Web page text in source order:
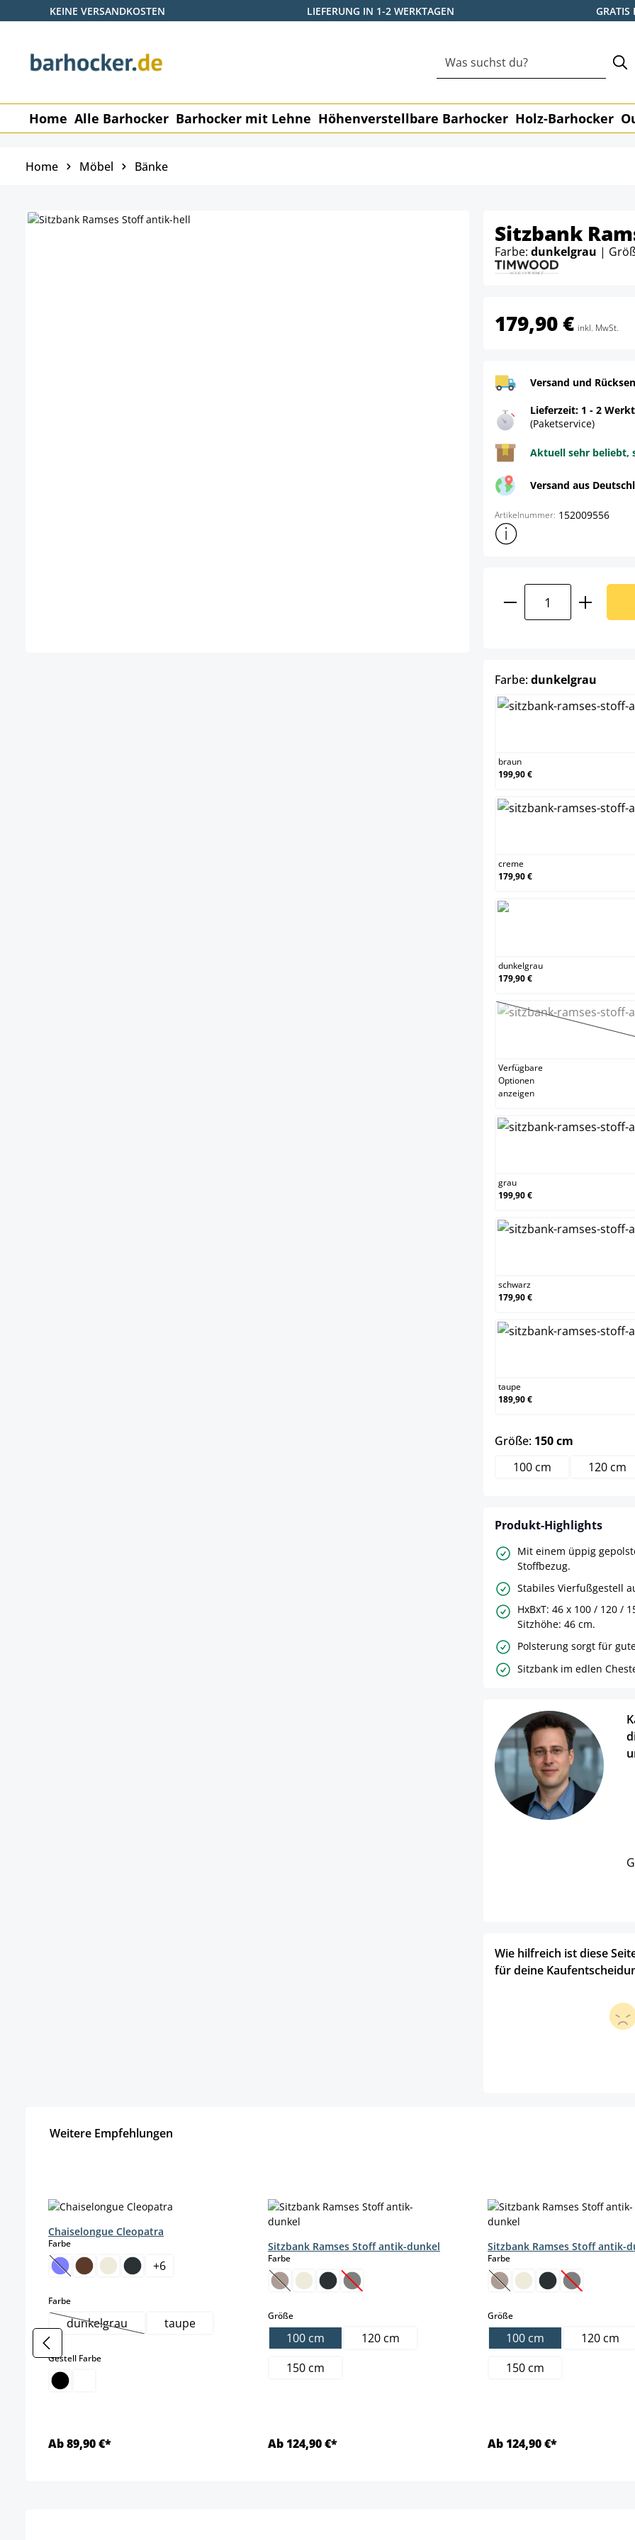
Hauptinhalt springen
Zur Suche springen
Zur Hauptnavigation springen
KEINE VERSANDKOSTEN LIEFERUNG IN 1-2 WERKTAGEN GRATIS
Home Alle Barhocker Barhocker mit Lehne Höhenverstellbare Barhocker Holz-Barhocker
Home Möbel Bänke
Sitzbank
Farbe: dunkelgrau |
179,90 € inkl. MwSt.
Versand und
Lieferzeit: 1 - 2
(Paketservice)
Aktuell sehr beliebt,
Versand aus
Artikelnummer: 152009556
Weitere
Produkt Anzahl:
Farbe:dunkelgrau
braun
199,90 €
creme
179,90 €
dunkelgrau
179,90 €
gelb
Verfügbare
Optionen
anzeigen
grau
199,90 €
schwarz
179,90 €
taupe
189,90 €
Größe: 150 cm
100 cm
120 cm
Produkt-Highlights
Mit einem üppig
Stoffbezug.
Stabiles Vierfußgestell
HxBxT: 46 x 100 / 120 /
Sitzhöhe: 46 cm.
Polsterung sorgt für
Sitzbank im edlen
Wie hilfreich ist diese
für deine
Weitere Empfehlungen
Chaiselongue Cleopatra
Farbeauswählen
(Diese Option ist zurzeit nicht verfügbar.)
+6
Farbeauswählen
dunkelgrau(Diese Option ist zurzeit nicht verfügbar.)
taupe
Gestell Farbeauswählen
Ab 89,90 €*
Sitzbank Ramses Stoff antik-dunkel
Farbeauswählen
(Diese Option ist zurzeit nicht verfügbar.)
(Diese Option ist zurzeit nicht verfügbar.)
Größeauswählen
100 cm
120 cm
150 cm
Ab 124,90 €*
Sitzbank Ramses Stoff antik-
Farbeauswählen
(Diese Option ist zurzeit
(Diese
Größeauswählen
100 cm
120 cm
150 cm
Ab 124,90 €*